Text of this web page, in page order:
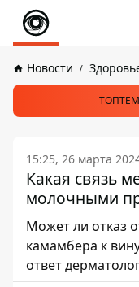
Новости
15:25, 26 марта
Какая связь
молочными
Может ли отказ
камамбера к
ответ